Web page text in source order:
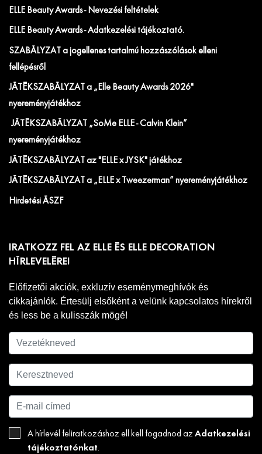
ELLE Beauty Awards - Nevezési feltételek
ELLE Beauty Awards - Adatkezelési tájékoztató.
SZABÁLYZAT a jogellenes tartalmú hozzászólások elleni
fellépésről
JÁTÉKSZABÁLYZAT a „Elle Beauty Awards 2026"
nyereményjátékhoz
JÁTÉKSZABÁLYZAT „SoMe ELLE - Calvin Klein”
nyereményjátékhoz
JÁTÉKSZABÁLYZAT az "ELLE x JYSK" játékhoz
JÁTÉKSZABÁLYZAT a „ELLE x Tweezerman” nyereményjátékhoz
Hirdetési ÁSZF
IRATKOZZ FEL AZ ELLE ÉS ELLE DECORATION
HÍRLEVELÉRE!
Előfizetői akciók, exkluzív eseménymeghívók és
cikkajánlók. Értesülj elsőként a velünk kapcsolatos hírekről
és less be a kulisszák mögé!
A hírlevél feliratkozáshoz ell kell fogadnod az Adatkezelési
tájékoztatónkat.